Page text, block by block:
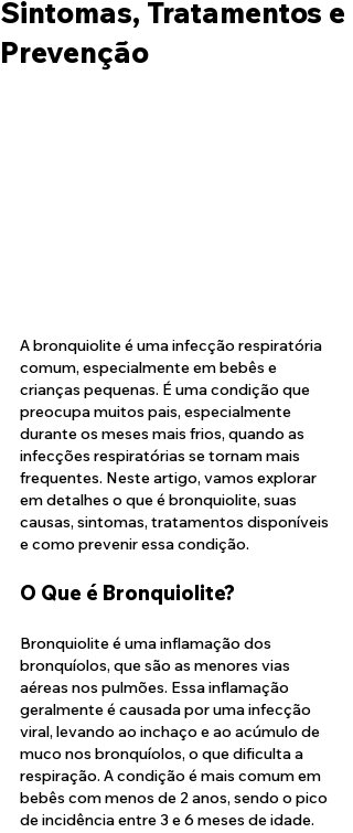
Sintomas, Tratamentos e
Prevenção
A bronquiolite é uma infecção respiratória
comum, especialmente em bebês e
crianças pequenas. É uma condição que
preocupa muitos pais, especialmente
durante os meses mais frios, quando as
infecções respiratórias se tornam mais
frequentes. Neste artigo, vamos explorar
em detalhes o que é bronquiolite, suas
causas, sintomas, tratamentos disponíveis
e como prevenir essa condição.
O Que é Bronquiolite?
Bronquiolite é uma inflamação dos
bronquíolos, que são as menores vias
aéreas nos pulmões. Essa inflamação
geralmente é causada por uma infecção
viral, levando ao inchaço e ao acúmulo de
muco nos bronquíolos, o que dificulta a
respiração. A condição é mais comum em
bebês com menos de 2 anos, sendo o pico
de incidência entre 3 e 6 meses de idade.